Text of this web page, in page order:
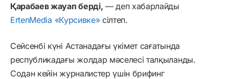
Қарабаев жауап берді, — деп хабарлайды
ErtenMedia «Курсивке»сілтеп.
Сейсенбі күні Астанадағы үкімет сағатында
республикадағы жолдар мәселесі талқыланды.
Содан кейін журналистер үшін брифинг